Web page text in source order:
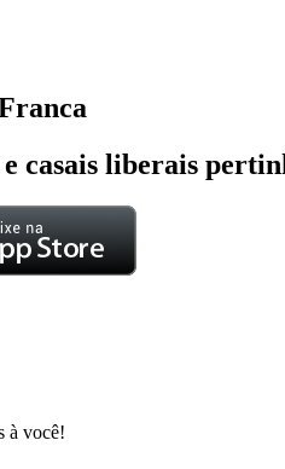
casais liberais
à você!